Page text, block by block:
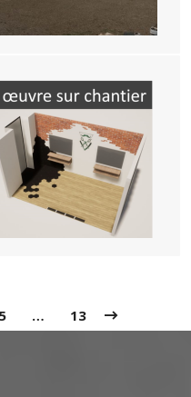
5 … 13